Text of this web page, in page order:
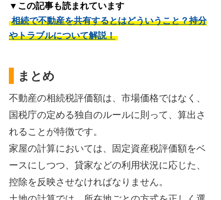
▼この記事も読まれています
相続で不動産を共有するとはどういうこと？持分
やトラブルについて解説！
まとめ
不動産の相続税評価額は、市場価格ではなく、
国税庁の定める独自のルールに則って、算出さ
れることが特徴です。
家屋の計算においては、固定資産税評価額をベ
ースにしつつ、貸家などの利用状況に応じた、
控除を反映させなければなりません。